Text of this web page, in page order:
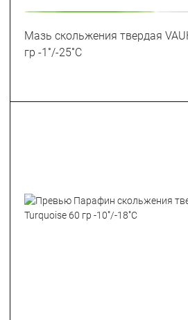
Мазь скольжения твердая
гр -1˚/-25˚С